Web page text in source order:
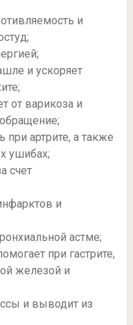
и
и ускоряет
от варикоза и
при артрите, а также
ушибах;
счет
и
астме;
при гастрите,
железой и
и выводит из